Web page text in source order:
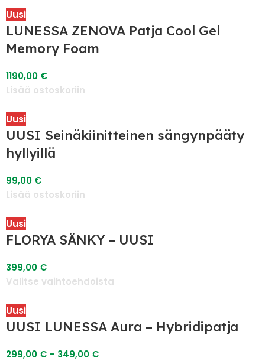
Uusi
LUNESSA ZENOVA Patja Cool Gel
Memory Foam
1190,00 €
Lisää ostoskoriin
Uusi
UUSI Seinäkiinitteinen sängynpääty
hyllyillä
99,00 €
Lisää ostoskoriin
Uusi
FLORYA SÄNKY – UUSI
399,00 €
Valitse vaihtoehdoista
Uusi
UUSI LUNESSA Aura – Hybridipatja
299,00 € – 349,00 €